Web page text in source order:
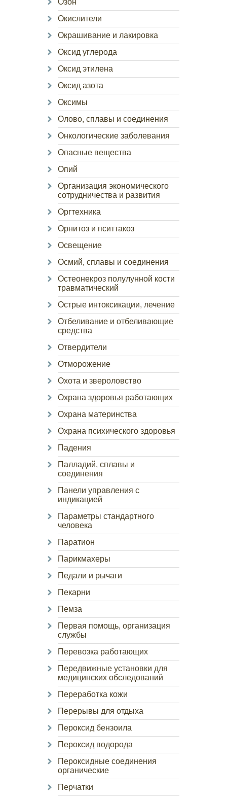
Озон
Окислители
Окрашивание и лакировка
Оксид углерода
Оксид этилена
Оксид азота
Оксимы
Олово, сплавы и соединения
Онкологические заболевания
Опасные вещества
Опий
Организация экономического
сотрудничества и развития
Оргтехника
Орнитоз и пситтакоз
Освещение
Осмий, сплавы и соединения
Остеонекроз полулунной кости
травматический
Острые интоксикации, лечение
Отбеливание и отбеливающие
средства
Отвердители
Отморожение
Охота и звероловство
Охрана здоровья работающих
Охрана материнства
Охрана психического здоровья
Падения
Палладий, сплавы и
соединения
Панели управления с
индикацией
Параметры стандартного
человека
Паратион
Парикмахеры
Педали и рычаги
Пекарни
Пемза
Первая помощь, организация
службы
Перевозка работающих
Передвижные установки для
медицинских обследований
Переработка кожи
Перерывы для отдыха
Пероксид бензоила
Пероксид водорода
Пероксидные соединения
органические
Перчатки